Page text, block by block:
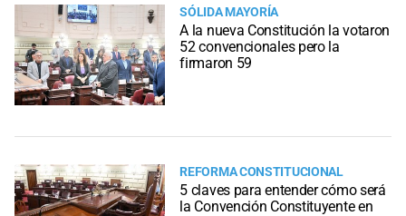
SÓLIDA MAYORÍA
A la nueva Constitución la votaron
52 convencionales pero la
firmaron 59
REFORMA CONSTITUCIONAL
5 claves para entender cómo será
la Convención Constituyente en